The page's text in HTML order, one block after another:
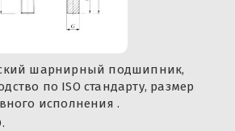
шарнирный подшипник,
по ISO стандарту, размер
исполнения .